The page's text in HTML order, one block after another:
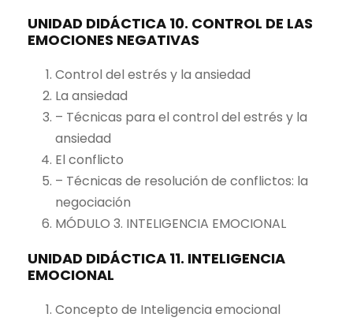
UNIDAD DIDÁCTICA 10. CONTROL DE LAS
EMOCIONES NEGATIVAS
Control del estrés y la ansiedad
La ansiedad
– Técnicas para el control del estrés y la
ansiedad
El conflicto
– Técnicas de resolución de conflictos: la
negociación
MÓDULO 3. INTELIGENCIA EMOCIONAL
UNIDAD DIDÁCTICA 11. INTELIGENCIA
EMOCIONAL
Concepto de Inteligencia emocional